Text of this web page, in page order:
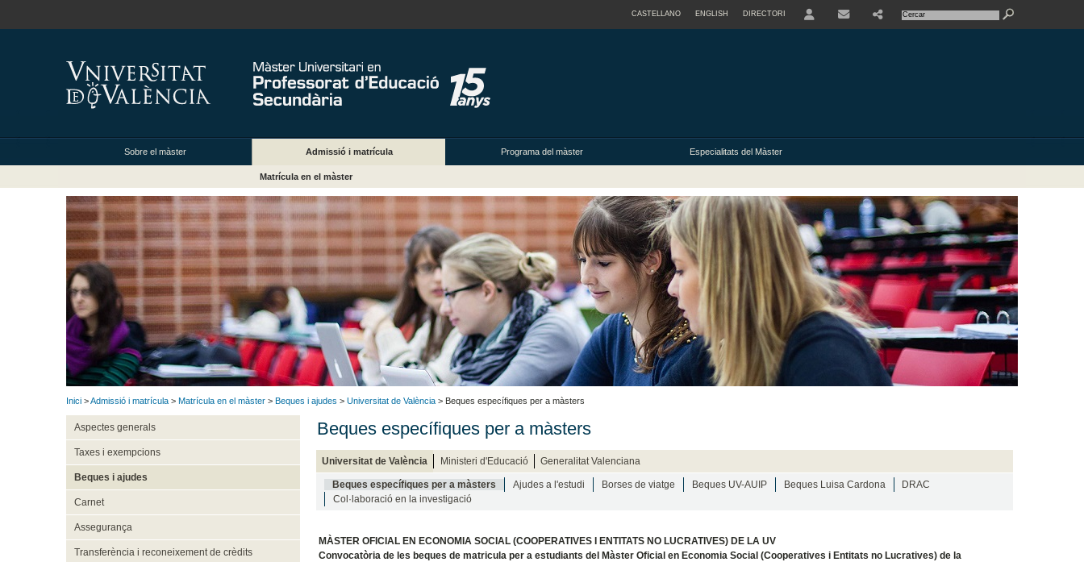
CASTELLANO ENGLISH DIRECTORI
Sobre el màster Admissió i matrícula Programa del màster Especialitats del Màster
Matrícula en el màster
Inici >Admissió i matrícula > Matrícula en el màster > Beques i ajudes > Universitat de València > Beques específiques per a màsters
Aspectes generals
Taxes i exempcions
Beques i ajudes
Carnet
Assegurança
Transferència i reconeixement de crèdits
Beques específiques per a màsters
Universitat de València Ministeri d'Educació Generalitat Valenciana
Beques específiques per a màsters Ajudes a l'estudi Borses de viatge Beques UV-AUIP Beques Luisa Cardona
DRAC
Col·laboració en la investigació
MÀSTER OFICIAL EN ECONOMIA SOCIAL (COOPERATIVES I ENTITATS NO LUCRATIVES) DE LA UV
Convocatòria de les beques de matricula per a estudiants del Màster Oficial en Economia Social (Cooperatives i Entitats no Lucratives) de la